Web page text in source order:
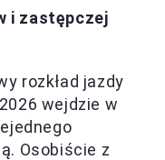
i zastępczej
rozkład jazdy
wejdzie w
Osobiście z